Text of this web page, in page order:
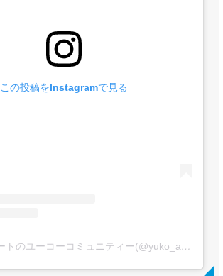
この投稿をInstagramで見る
外壁塗装とアートのユーコーコミュニティー(@yuko_artpaint)がシェアした投稿